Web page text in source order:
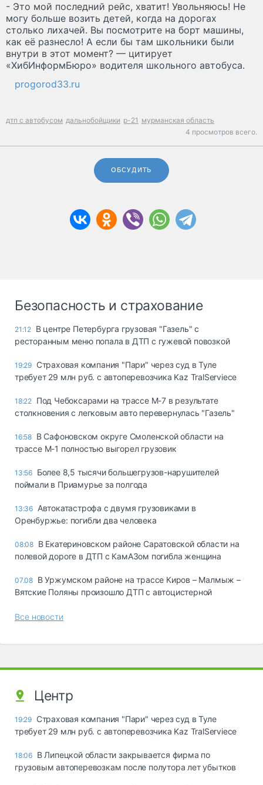
- Это мой последний рейс, хватит! Увольняюсь! Не
могу больше возить детей, когда на дорогах
столько лихачей. Вы посмотрите на борт машины,
как её разнесло! А если бы там школьники были
внутри в этот момент? — цитирует
«ХибИнформБюро» водителя школьного автобуса.
progorod33.ru
дтп с автобусом дальнобойщики р-21 мурманская область
4 просмотров всего.
ОБСУДИТЬ
Безопасность и страхование
21:12 В центре Петербурга грузовая "Газель" с
ресторанным меню попала в ДТП с гужевой повозкой
19:29 Страховая компания "Пари" через суд в Туле
требует 29 млн руб. с автоперевозчика Kaz TralServiece
18:22 Под Чебоксарами на трассе М-7 в результате
столкновения с легковым авто перевернулась "Газель"
16:58 В Сафоновском округе Смоленской области на
трассе М-1 полностью выгорел грузовик
13:56 Более 8,5 тысячи большегрузов-нарушителей
поймали в Приамурье за полгода
13:36 Автокатастрофа с двумя грузовиками в
Оренбуржье: погибли два человека
08:08 В Екатериновском районе Саратовской области на
полевой дороге в ДТП с КамАЗом погибла женщина
07.08 В Уржумском районе на трассе Киров – Малмыж –
Вятские Поляны произошло ДТП с автоцистерной
Все новости
Центр
19:29 Страховая компания "Пари" через суд в Туле
требует 29 млн руб. с автоперевозчика Kaz TralServiece
18:06 В Липецкой области закрывается фирма по
грузовым автоперевозкам после полутора лет убытков